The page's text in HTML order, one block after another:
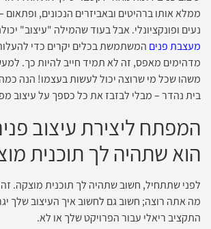
ממלא אותו ברהיטים ובאביזרים הנכונים,
נעים ופונקציונלי. אבל בעוד שהמילה "עיצוב"
מעצבת פנים המשתמשת בכלים יקרים כדי
מדהימים מאפס, זה לא תמיד חייב להיות כך.
משהו שכל מי שרוצה יכול לעשות בעצמו! הנה
בית נהדר – מבלי לבזבז את כל כספך על עיצוב
המפתח ליצירת עיצוב
הוא שתהיה לך תוכנית
לפני שתתחיל, חשוב שתהיה לך תוכנית מוצקה.
מה אתה רוצה; חשוב גם לחשוב איך העיצוב שלך
התקציב ריאלי עבור הפרויקט שלך או לא.